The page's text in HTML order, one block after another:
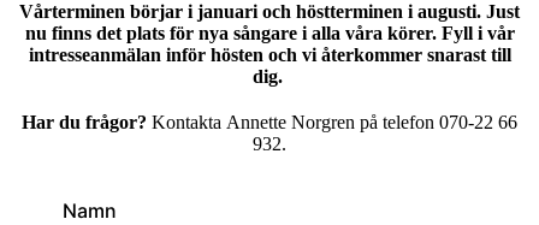
Vårterminen börjar i januari och höstterminen i augusti. Just
nu finns det plats för nya sångare i alla våra körer. Fyll i vår
intresseanmälan inför hösten och vi återkommer snarast till
dig.
Har du frågor? Kontakta Annette Norgren på telefon 070-22 66
932.
Namn